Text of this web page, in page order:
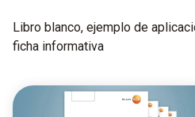
Libro blanco, ejemplo de
ficha informativa